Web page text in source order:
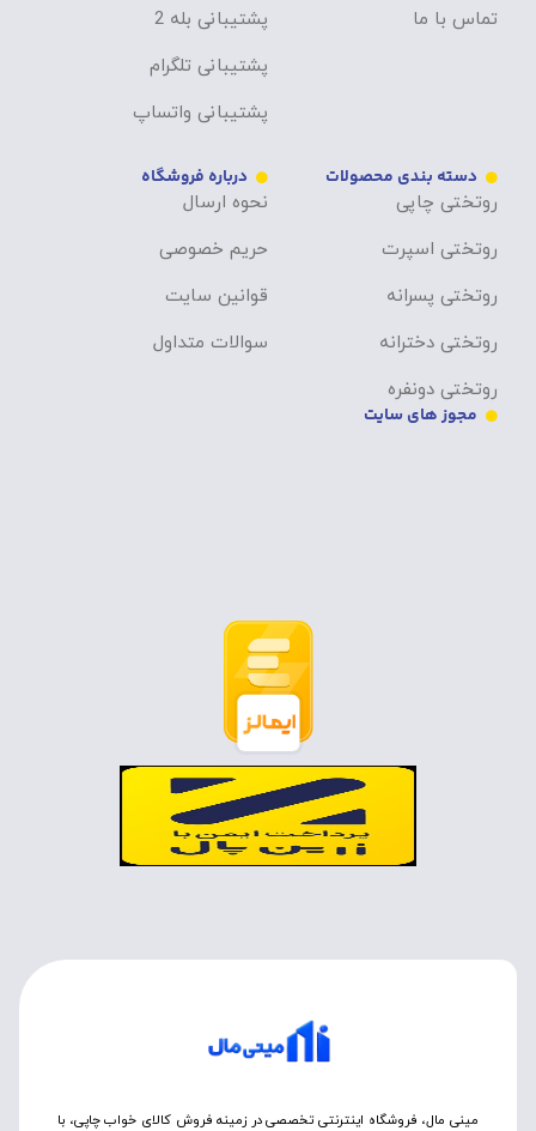
تماس با ما
پشتیبانی بله 2
پشتیبانی تلگرام
پشتیبانی واتساپ
دسته بندی محصولات
روتختی چاپی
روتختی اسپرت
روتختی پسرانه
روتختی دخترانه
روتختی دونفره
درباره فروشگاه
نحوه ارسال
حریم خصوصی
قوانین سایت
سوالات متداول
مجوز های سایت
مینی مال، فروشگاه اینترنتی تخصصی در زمینه فروش کالای خواب چاپی، با